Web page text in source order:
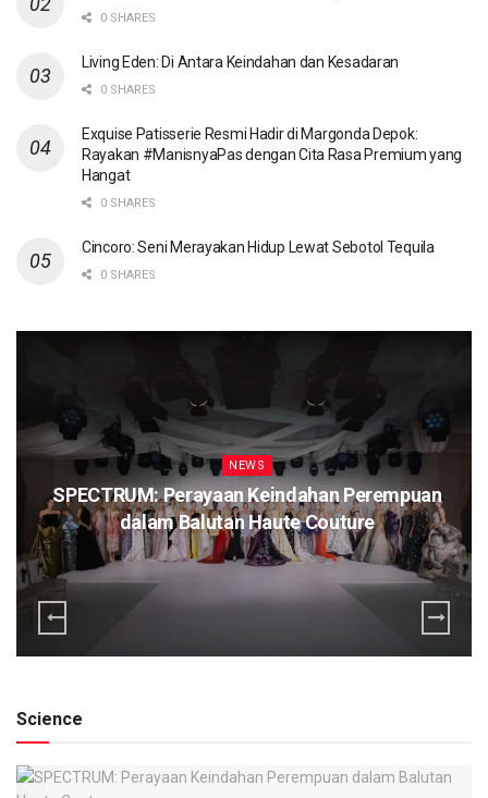
0 SHARES
Living Eden: Di Antara Keindahan dan Kesadaran
0 SHARES
Exquise Patisserie Resmi Hadir di Margonda Depok:
Rayakan #ManisnyaPas dengan Cita Rasa Premium yang
Hangat
0 SHARES
Cincoro: Seni Merayakan Hidup Lewat Sebotol Tequila
0 SHARES
NEWS
SPECTRUM: Perayaan Keindahan Perempuan
dalam Balutan Haute Couture
Science